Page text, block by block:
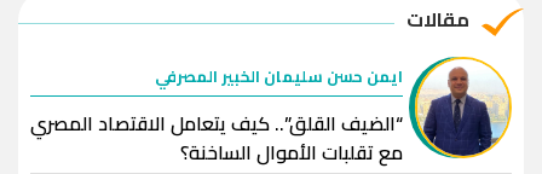
مقالات
ايمن حسن سليمان الخبير المصرفي
“الضيف القلق”.. كيف يتعامل الاقتصاد المصري
مع تقلبات الأموال الساخنة؟